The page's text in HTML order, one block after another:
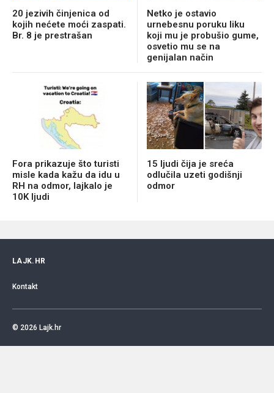
20 jezivih činjenica od
kojih nećete moći zaspati.
Br. 8 je prestrašan
Netko je ostavio
urnebesnu poruku liku
koji mu je probušio gume,
osvetio mu se na
genijalan način
Fora prikazuje što turisti
misle kada kažu da idu u
RH na odmor, lajkalo je
10K ljudi
15 ljudi čija je sreća
odlučila uzeti godišnji
odmor
LAJK.HR
Kontakt
© 2026 Lajk.hr